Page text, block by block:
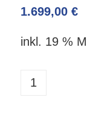
1.699,00 €
inkl. 19 %